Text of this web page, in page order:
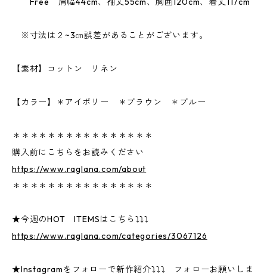
※寸法は２~3㎝誤差があることがございます。
【素材】コットン リネン
【カラー】＊アイボリー ＊ブラウン ＊ブルー
＊＊＊＊＊＊＊＊＊＊＊＊＊＊＊＊
購入前にこちらをお読みください
https://www.raglana.com/about
＊＊＊＊＊＊＊＊＊＊＊＊＊＊＊＊
★今週のHOT ITEMSはこちら⤵⤵⤵
https://www.raglana.com/categories/3067126
★Instagramをフォローで新作紹介⤵⤵⤵ フォローお願いしま